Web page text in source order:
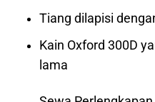
Tiang dilapisi
Kain Oxford 300D
lama